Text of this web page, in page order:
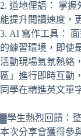
2. 道地俚語： 掌握
能提升閱讀速度，
3. AI 寫作工具：
的練習環境，即使
活動現場氣氛熱絡
區」進行即時互動
同學在精進英文單
▓學生熱烈回饋：
本次分享會獲得參